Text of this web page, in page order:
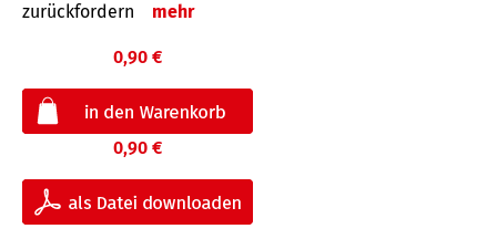
zurückfordern
mehr
0,90 €
0,90 €